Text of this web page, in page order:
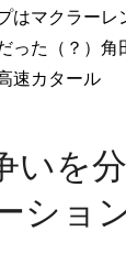
はマクラーレ
った（？）角
速カタール
いを
ショ